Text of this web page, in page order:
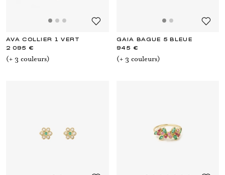
AVA COLLIER 1 VERT
2 095 €
(+ 3 couleurs)
GAIA BAGUE 5 BLEUE
945 €
(+ 3 couleurs)